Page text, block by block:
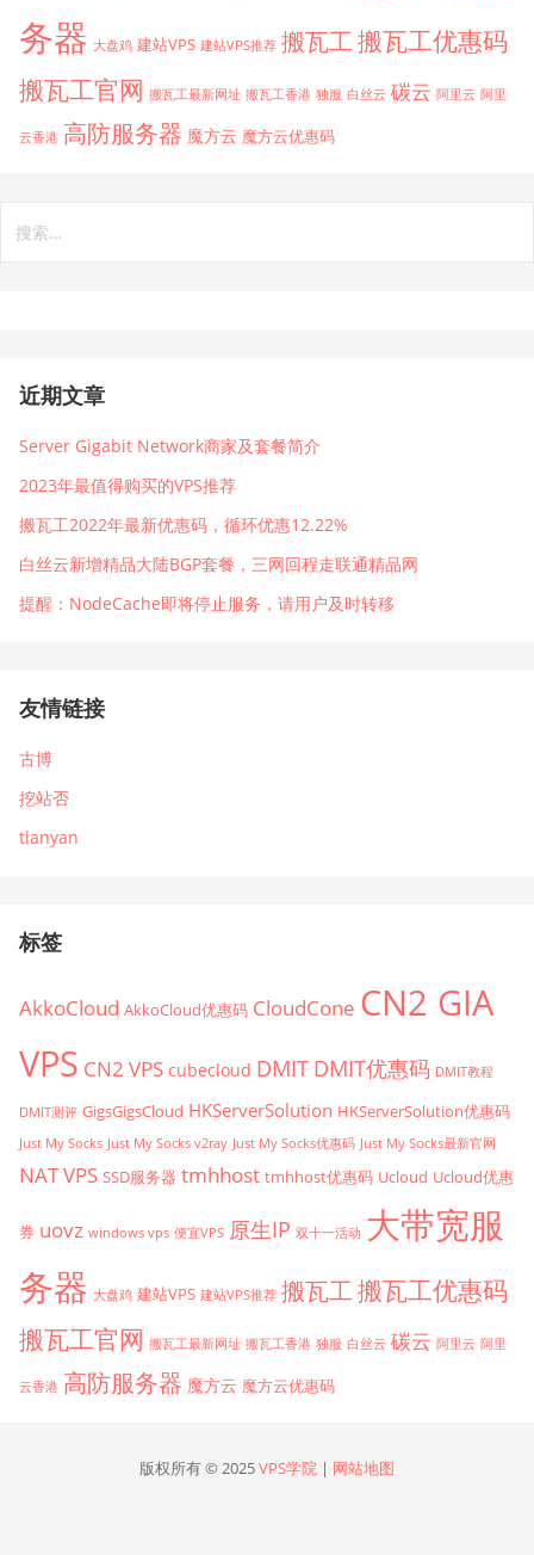
务器 大盘鸡 建站VPS 建站VPS推荐 搬瓦工 搬瓦工优惠码
搬瓦工官网 搬瓦工最新网址 搬瓦工香港 独服 白丝云 碳云 阿里云 阿里
云香港 高防服务器 魔方云 魔方云优惠码
索：
近期文章
Server Gigabit Network商家及套餐简介
2023年最值得购买的VPS推荐
搬瓦工2022年最新优惠码，循环优惠12.22%
白丝云新增精品大陆BGP套餐，三网回程走联通精品网
提醒：NodeCache即将停止服务，请用户及时转移
友情链接
古博
挖站否
tlanyan
标签
AkkoCloud AkkoCloud优惠码 CloudCone CN2 GIA
VPS CN2 VPS cubecloud DMIT DMIT优惠码 DMIT教程
DMIT测评 GigsGigsCloud HKServerSolution HKServerSolution优惠码
Just My Socks Just My Socks v2ray Just My Socks优惠码 Just My Socks最新官网
NAT VPS SSD服务器 tmhhost tmhhost优惠码 Ucloud Ucloud优惠
券 uovz windows vps 便宜VPS 原生IP 双十一活动 大带宽服
务器 大盘鸡 建站VPS 建站VPS推荐 搬瓦工 搬瓦工优惠码
搬瓦工官网 搬瓦工最新网址 搬瓦工香港 独服 白丝云 碳云 阿里云 阿里
云香港 高防服务器 魔方云 魔方云优惠码
版权所有 © 2025VPS学院| 网站地图